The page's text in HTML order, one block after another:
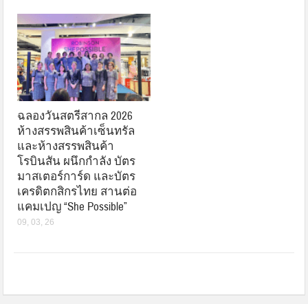
ฉลองวันสตรีสากล 2026
ห้างสรรพสินค้าเซ็นทรัล
และห้างสรรพสินค้า
โรบินสัน ผนึกกำลัง บัตร
มาสเตอร์การ์ด และบัตร
เครดิตกสิกรไทย สานต่อ
แคมเปญ “She Possible”
09, 03, 26